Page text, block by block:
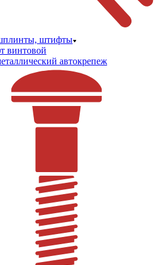
штифты
винтовой
автокрепеж